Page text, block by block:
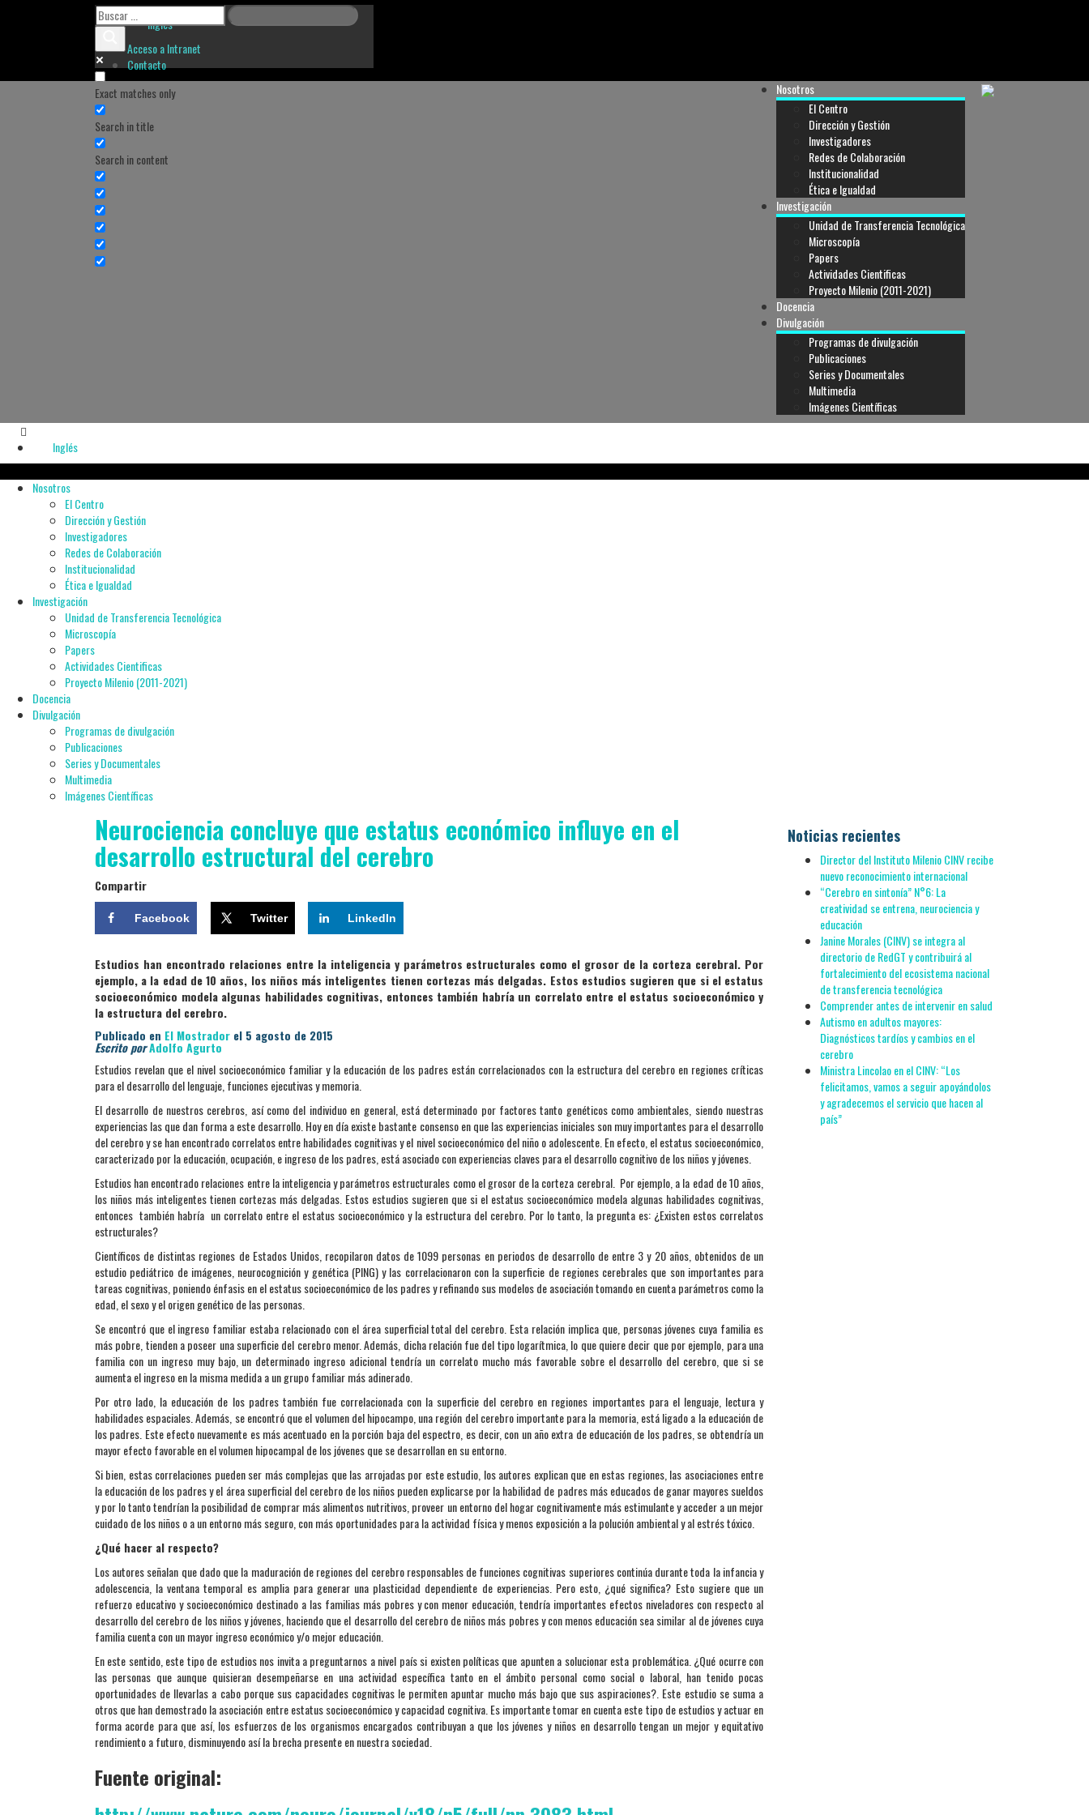
Inglés
Acceso a Intranet
Contacto
Exact matches only
Search in title
Search in content
Nosotros
El Centro
Dirección y Gestión
Investigadores
Redes de Colaboración
Institucionalidad
Ética e Igualdad
Investigación
Unidad de Transferencia Tecnológica
Microscopía
Papers
Actividades Cientificas
Proyecto Milenio (2011-2021)
Docencia
Divulgación
Programas de divulgación
Publicaciones
Series y Documentales
Multimedia
Imágenes Científicas
Inglés
Nosotros
El Centro
Dirección y Gestión
Investigadores
Redes de Colaboración
Institucionalidad
Ética e Igualdad
Investigación
Unidad de Transferencia Tecnológica
Microscopía
Papers
Actividades Cientificas
Proyecto Milenio (2011-2021)
Docencia
Divulgación
Programas de divulgación
Publicaciones
Series y Documentales
Multimedia
Imágenes Científicas
Neurociencia concluye que estatus económico influye en el
desarrollo estructural del cerebro
Compartir
Facebook Twitter LinkedIn
Estudios han encontrado relaciones entre la inteligencia y parámetros estructurales como el grosor de la corteza cerebral. Por
ejemplo, a la edad de 10 años, los niños más inteligentes tienen cortezas más delgadas. Estos estudios sugieren que si el estatus
socioeconómico modela algunas habilidades cognitivas, entonces también habría un correlato entre el estatus socioeconómico y
la estructura del cerebro.
Publicado en El Mostrador el 5 agosto de 2015
Escrito porAdolfo Agurto
Estudios revelan que el nivel socioeconómico familiar y la educación de los padres están correlacionados con la estructura del cerebro en regiones críticas
para el desarrollo del lenguaje, funciones ejecutivas y memoria.
El desarrollo de nuestros cerebros, así como del individuo en general, está determinado por factores tanto genéticos como ambientales, siendo nuestras
experiencias las que dan forma a este desarrollo. Hoy en día existe bastante consenso en que las experiencias iniciales son muy importantes para el desarrollo
del cerebro y se han encontrado correlatos entre habilidades cognitivas y el nivel socioeconómico del niño o adolescente. En efecto, el estatus socioeconómico,
caracterizado por la educación, ocupación, e ingreso de los padres, está asociado con experiencias claves para el desarrollo cognitivo de los niños y jóvenes.
Estudios han encontrado relaciones entre la inteligencia y parámetros estructurales como el grosor de la corteza cerebral. Por ejemplo, a la edad de 10 años,
los niños más inteligentes tienen cortezas más delgadas. Estos estudios sugieren que si el estatus socioeconómico modela algunas habilidades cognitivas,
entonces también habría un correlato entre el estatus socioeconómico y la estructura del cerebro. Por lo tanto, la pregunta es: ¿Existen estos correlatos
estructurales?
Científicos de distintas regiones de Estados Unidos, recopilaron datos de 1099 personas en periodos de desarrollo de entre 3 y 20 años, obtenidos de un
estudio pediátrico de imágenes, neurocognición y genética (PING) y las correlacionaron con la superficie de regiones cerebrales que son importantes para
tareas cognitivas, poniendo énfasis en el estatus socioeconómico de los padres y refinando sus modelos de asociación tomando en cuenta parámetros como la
edad, el sexo y el origen genético de las personas.
Se encontró que el ingreso familiar estaba relacionado con el área superficial total del cerebro. Esta relación implica que, personas jóvenes cuya familia es
más pobre, tienden a poseer una superficie del cerebro menor. Además, dicha relación fue del tipo logarítmica, lo que quiere decir que por ejemplo, para una
familia con un ingreso muy bajo, un determinado ingreso adicional tendría un correlato mucho más favorable sobre el desarrollo del cerebro, que si se
aumenta el ingreso en la misma medida a un grupo familiar más adinerado.
Por otro lado, la educación de los padres también fue correlacionada con la superficie del cerebro en regiones importantes para el lenguaje, lectura y
habilidades espaciales. Además, se encontró que el volumen del hipocampo, una región del cerebro importante para la memoria, está ligado a la educación de
los padres. Este efecto nuevamente es más acentuado en la porción baja del espectro, es decir, con un año extra de educación de los padres, se obtendría un
mayor efecto favorable en el volumen hipocampal de los jóvenes que se desarrollan en su entorno.
Si bien, estas correlaciones pueden ser más complejas que las arrojadas por este estudio, los autores explican que en estas regiones, las asociaciones entre
la educación de los padres y el área superficial del cerebro de los niños pueden explicarse por la habilidad de padres más educados de ganar mayores sueldos
y por lo tanto tendrían la posibilidad de comprar más alimentos nutritivos, proveer un entorno del hogar cognitivamente más estimulante y acceder a un mejor
cuidado de los niños o a un entorno más seguro, con más oportunidades para la actividad física y menos exposición a la polución ambiental y al estrés tóxico.
¿Qué hacer al respecto?
Los autores señalan que dado que la maduración de regiones del cerebro responsables de funciones cognitivas superiores continúa durante toda la infancia y
adolescencia, la ventana temporal es amplia para generar una plasticidad dependiente de experiencias. Pero esto, ¿qué significa? Esto sugiere que un
refuerzo educativo y socioeconómico destinado a las familias más pobres y con menor educación, tendría importantes efectos niveladores con respecto al
desarrollo del cerebro de los niños y jóvenes, haciendo que el desarrollo del cerebro de niños más pobres y con menos educación sea similar al de jóvenes cuya
familia cuenta con un mayor ingreso económico y/o mejor educación.
En este sentido, este tipo de estudios nos invita a preguntarnos a nivel país si existen políticas que apunten a solucionar esta problemática. ¿Qué ocurre con
las personas que aunque quisieran desempeñarse en una actividad específica tanto en el ámbito personal como social o laboral, han tenido pocas
oportunidades de llevarlas a cabo porque sus capacidades cognitivas le permiten apuntar mucho más bajo que sus aspiraciones?. Este estudio se suma a
otros que han demostrado la asociación entre estatus socioeconómico y capacidad cognitiva. Es importante tomar en cuenta este tipo de estudios y actuar en
forma acorde para que así, los esfuerzos de los organismos encargados contribuyan a que los jóvenes y niños en desarrollo tengan un mejor y equitativo
rendimiento a futuro, disminuyendo así la brecha presente en nuestra sociedad.
Fuente original:
Noticias recientes
Director del Instituto Milenio CINV recibe
nuevo reconocimiento internacional
“Cerebro en sintonía” N°6: La
creatividad se entrena, neurociencia y
educación
Janine Morales (CINV) se integra al
directorio de RedGT y contribuirá al
fortalecimiento del ecosistema nacional
de transferencia tecnológica
Comprender antes de intervenir en salud
Autismo en adultos mayores:
Diagnósticos tardíos y cambios en el
cerebro
Ministra Lincolao en el CINV: “Los
felicitamos, vamos a seguir apoyándolos
y agradecemos el servicio que hacen al
país”